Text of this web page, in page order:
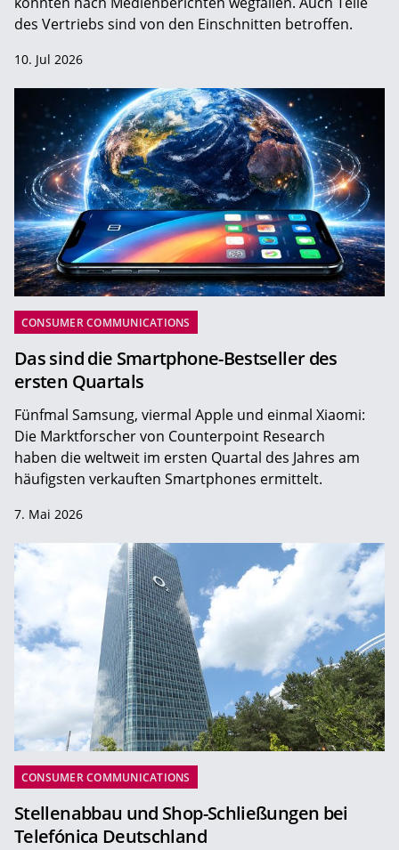
des Vertriebs sind von den Einschnitten betroffen.
10. Jul 2026
CONSUMER COMMUNICATIONS
Das sind die Smartphone-Bestseller des
ersten Quartals
Fünfmal Samsung, viermal Apple und einmal Xiaomi:
Die Marktforscher von Counterpoint Research
haben die weltweit im ersten Quartal des Jahres am
häufigsten verkauften Smartphones ermittelt.
7. Mai 2026
CONSUMER COMMUNICATIONS
Stellenabbau und Shop-Schließungen bei
Telefónica Deutschland